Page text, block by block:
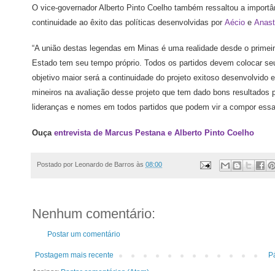
O vice-governador Alberto Pinto Coelho também ressaltou a
continuidade ao êxito das políticas desenvolvidas por Aécio e
“A união destas legendas em Minas é uma realidade desde o
Estado tem seu tempo próprio. Todos os partidos devem colocar
objetivo maior será a continuidade do projeto exitoso
mineiros na avaliação desse projeto que tem dado bons
lideranças e nomes em todos partidos que podem vir a compor
Ouça entrevista de Marcus Pestana e Alberto Pinto Coelho
Postado por Leonardo de Barros às 08:00
Nenhum comentário:
Postar um comentário
Postagem mais recente